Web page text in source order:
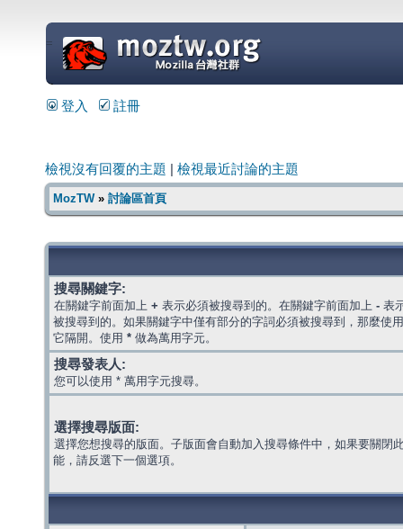
=
登入 註冊
檢視沒有回覆的主題 檢視最近討論的主題
MozTW» 討論區首頁
搜尋關鍵字:
在關鍵字前面加上 + 表示必須被搜尋到的。在關鍵字前面加上 - 表
被搜尋到的。如果關鍵字中僅有部分的字詞必須被搜尋到，那麼使
它隔開。使用 * 做為萬用字元。
搜尋發表人:
您可以使用 * 萬用字元搜尋。
選擇搜尋版面:
選擇您想搜尋的版面。子版面會自動加入搜尋條件中，如果要關閉
能，請反選下一個選項。